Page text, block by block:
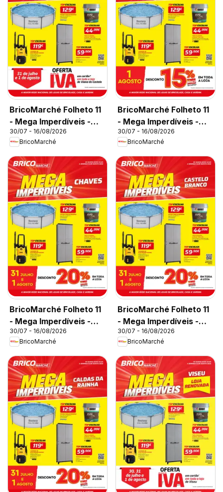
BricoMarché Folheto 11
- Mega Imperdíveis -
Viana do Castelo
30/07 - 16/08/2026
BricoMarché
BricoMarché Folheto 11
- Mega Imperdíveis -
Ovar
30/07 - 16/08/2026
BricoMarché
BricoMarché Folheto 11
- Mega Imperdíveis -
Chaves
30/07 - 16/08/2026
BricoMarché
BricoMarché Folheto 11
- Mega Imperdíveis -
Castelo Branco
30/07 - 16/08/2026
BricoMarché